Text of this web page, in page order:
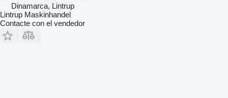
Dinamarca, Lintrup
Lintrup Maskinhandel
Contacte con el vendedor